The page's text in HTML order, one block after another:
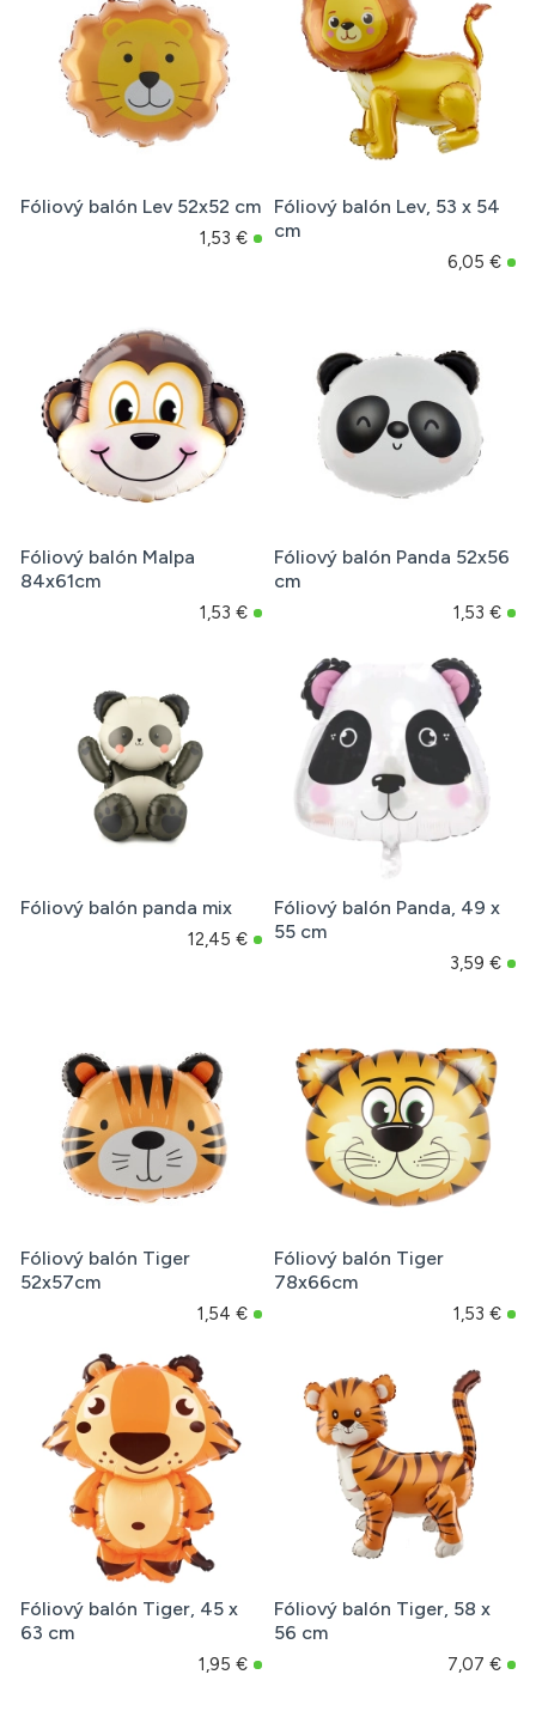
Fóliový balón Lev 52x52 cm
1,53 €
Fóliový balón Lev, 53 x 54
cm
6,05 €
Fóliový balón Malpa
84x61cm
1,53 €
Fóliový balón Panda 52x56
cm
1,53 €
Fóliový balón panda mix
12,45 €
Fóliový balón Panda, 49 x
55 cm
3,59 €
Fóliový balón Tiger
52x57cm
1,54 €
Fóliový balón Tiger
78x66cm
1,53 €
Fóliový balón Tiger, 45 x
63 cm
1,95 €
Fóliový balón Tiger, 58 x
56 cm
7,07 €